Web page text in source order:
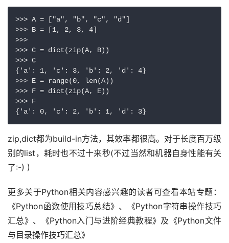
>>> A = ["a", "b", "c", "d"]
>>> B = [1, 2, 3, 4]
>>>
>>> C = dict(zip(A, B))
>>> C
{'a': 1, 'c': 3, 'b': 2, 'd': 4}
>>> E = range(0, len(A))
>>> F = dict(zip(A, E))
>>> F
zip,dict都为build-in方法，其效率都很高。对于长度百万级
别的list，耗时也不过十来秒(不过当然和机器自身性能有关
了:-) )
更多关于Python相关内容感兴趣的读者可查看本站专题：
《Python函数使用技巧总结》、《Python字符串操作技巧
汇总》、《Python入门与进阶经典教程》及《Python文件
与目录操作技巧汇总》